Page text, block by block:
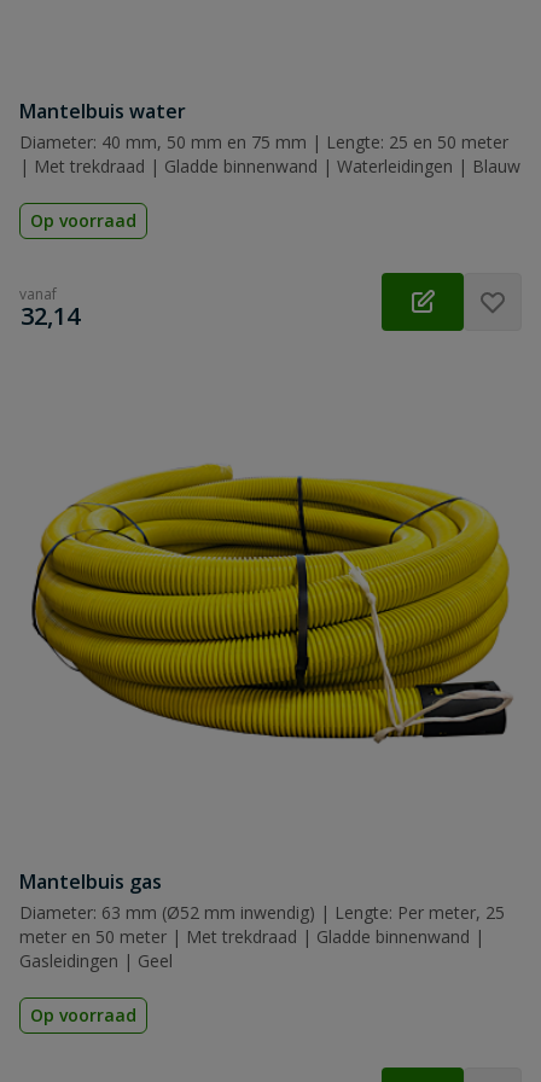
Mantelbuis water
Diameter: 40 mm, 50 mm en 75 mm | Lengte: 25 en 50 meter
| Met trekdraad | Gladde binnenwand | Waterleidingen | Blauw
Op voorraad
vanaf
€
32,14
Mantelbuis gas
Diameter: 63 mm (Ø52 mm inwendig) | Lengte: Per meter, 25
meter en 50 meter | Met trekdraad | Gladde binnenwand |
Gasleidingen | Geel
Op voorraad